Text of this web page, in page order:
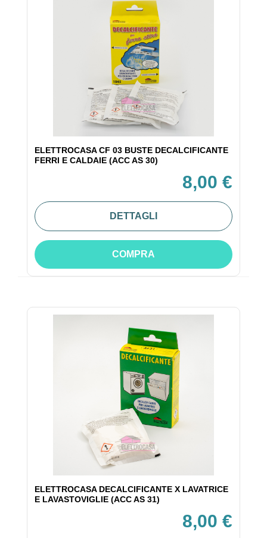
ELETTROCASA CF 03 BUSTE DECALCIFICANTE
FERRI E CALDAIE (ACC AS 30)
8,00 €
DETTAGLI
COMPRA
ELETTROCASA DECALCIFICANTE X LAVATRICE
E LAVASTOVIGLIE (ACC AS 31)
8,00 €